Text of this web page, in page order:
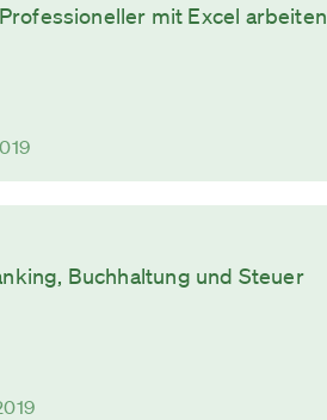
mit Excel arbeiten
Buchhaltung und Steuer